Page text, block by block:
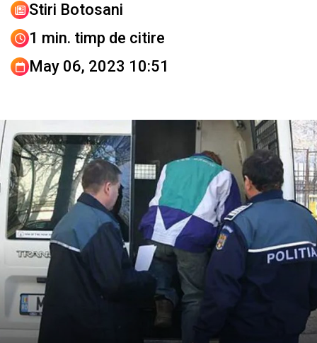
Stiri Botosani
1 min. timp de citire
May 06, 2023 10:51